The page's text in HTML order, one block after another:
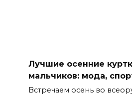
Лучшие осенние
мальчиков: мода,
Встречаем осень во